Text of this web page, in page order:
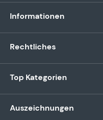
Informationen
Rechtliches
Top Kategorien
Auszeichnungen